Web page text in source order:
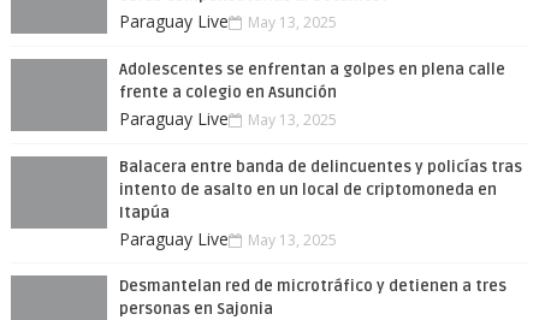
Paraguay Live May 13, 2025
Adolescentes se enfrentan a golpes en plena calle
frente a colegio en Asunción
Paraguay Live May 13, 2025
Balacera entre banda de delincuentes y policías tras
intento de asalto en un local de criptomoneda en
Itapúa
Paraguay Live May 13, 2025
Desmantelan red de microtráfico y detienen a tres
personas en Sajonia